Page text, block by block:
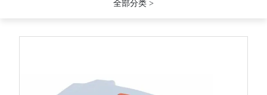
全部分类 >